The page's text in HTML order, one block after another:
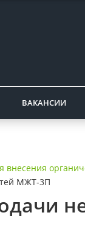
ВАКАНСИИ
МЖТ-3П